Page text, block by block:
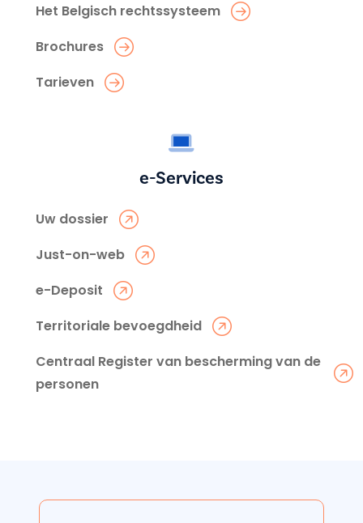
Het Belgisch rechtssysteem
Brochures
Tarieven
e-Services
Uw dossier
Just-on-web
e-Deposit
Territoriale bevoegdheid
Centraal Register van bescherming van de
personen